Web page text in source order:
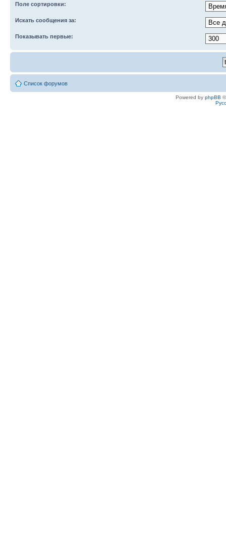
Поле сортировки:
Искать сообщения за:
Показывать первые:
Список форумов
Powered by phpBB